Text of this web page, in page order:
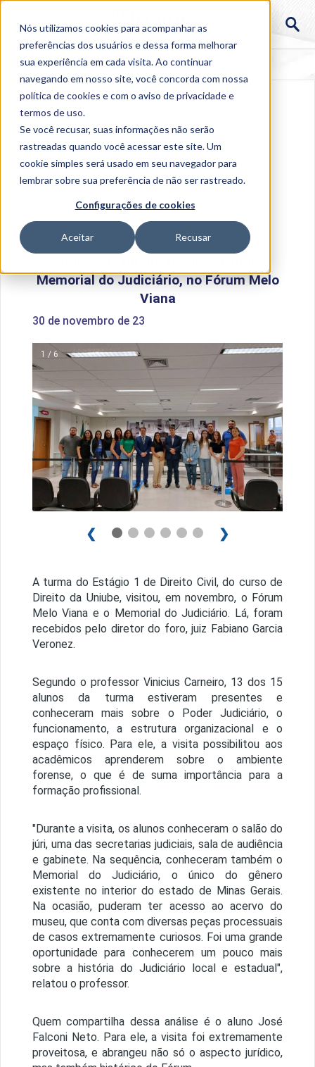
Nós utilizamos cookies para acompanhar as
preferências dos usuários e dessa forma melhorar
sua experiência em cada visita. Ao continuar
navegando em nosso site, você concorda com nossa
política de cookies e com o aviso deprivacidade e
termos de uso.
Se você recusar, suas informações não serão
rastreadas quando você acessar este site. Um
cookie simples será usado em seu navegador para
lembrar sobre sua preferência de não ser rastreado.
Configurações de cookies
Aceitar Recusar
do Direito Uniube visitam Memorial do Judiciário, no
Fórum Melo Viana
Memorial do Judiciário, no Fórum Melo
Viana
30 de novembro de 23
1 / 6
❮ ❯
A turma do Estágio 1 de Direito Civil, do curso de
Direito da Uniube, visitou, em novembro, o Fórum
Melo Viana e o Memorial do Judiciário. Lá, foram
recebidos pelo diretor do foro, juiz Fabiano Garcia
Veronez.
Segundo o professor Vinicius Carneiro, 13 dos 15
alunos da turma estiveram presentes e
conheceram mais sobre o Poder Judiciário, o
funcionamento, a estrutura organizacional e o
espaço físico. Para ele, a visita possibilitou aos
acadêmicos aprenderem sobre o ambiente
forense, o que é de suma importância para a
formação profissional.
"Durante a visita, os alunos conheceram o salão do
júri, uma das secretarias judiciais, sala de audiência
e gabinete. Na sequência, conheceram também o
Memorial do Judiciário, o único do gênero
existente no interior do estado de Minas Gerais.
Na ocasião, puderam ter acesso ao acervo do
museu, que conta com diversas peças processuais
de casos extremamente curiosos. Foi uma grande
oportunidade para conhecerem um pouco mais
sobre a história do Judiciário local e estadual",
relatou o professor.
Quem compartilha dessa análise é o aluno José
Falconi Neto. Para ele, a visita foi extremamente
proveitosa, e abrangeu não só o aspecto jurídico,